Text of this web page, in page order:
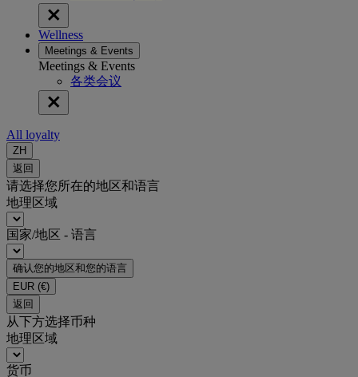
Wellness
Meetings & Events
Meetings & Events
各类会议
All loyalty
ZH
返回
请选择您所在的地区和语言
地理区域
国家/地区 - 语言
确认您的地区和您的语言
EUR (€)
返回
从下方选择币种
地理区域
货币